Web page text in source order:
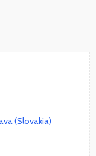
(Slovakia)